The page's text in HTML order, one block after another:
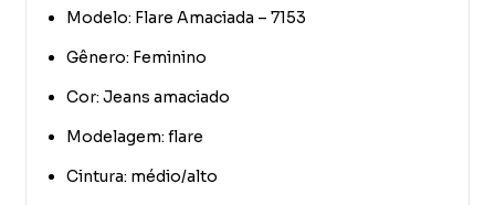
Modelo: Flare Amaciada – 7153
Gênero: Feminino
Cor: Jeans amaciado
Modelagem: flare
Cintura: médio/alto